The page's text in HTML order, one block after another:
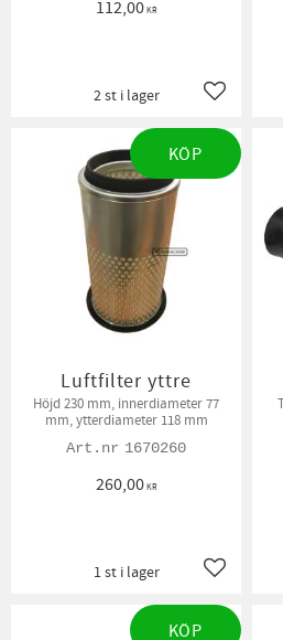
112,00KR
Lägg till
2 st i lager
Luftfilter yttre
Höjd 230 mm, innerdiameter 77
mm, ytterdiameter 118 mm
1670260
260,00KR
Lägg till
1 st i lager
KÖP
KÖP